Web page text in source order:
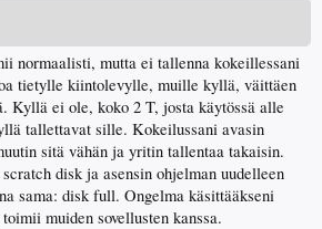
normaalisti, mutta ei tallenna kokeillessani
tietylle kiintolevylle, muille kyllä, väittäen
Kyllä ei ole, koko 2 T, josta käytössä alle
tallettavat sille. Kokeilussani avasin
sitä vähän ja yritin tallentaa takaisin.
disk ja asensin ohjelman uudelleen
sama: disk full. Ongelma käsittääkseni
muiden sovellusten kanssa.